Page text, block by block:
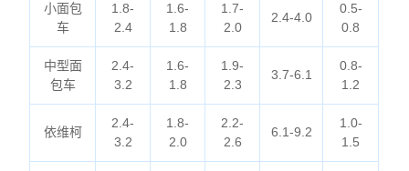
小面包
车
1.8-
2.4
1.6-
1.8
1.7-
2.0
2.4-4.0
0.5-
0.8
中型面
包车
2.4-
3.2
1.6-
1.8
1.9-
2.3
3.7-6.1
0.8-
1.2
依维柯
2.4-
3.2
1.8-
2.0
2.2-
2.6
6.1-9.2
1.0-
1.5